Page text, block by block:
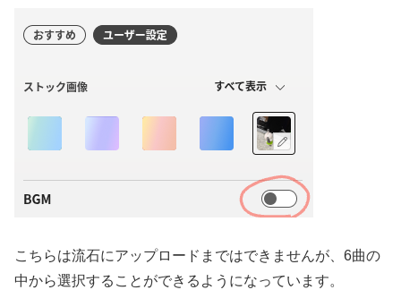
こちらは流石にアップロードまではできませんが、6曲の
中から選択することができるようになっています。